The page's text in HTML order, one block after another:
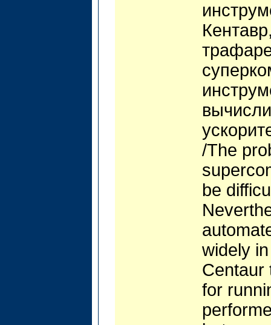
/The
be
widely
Centaur
for